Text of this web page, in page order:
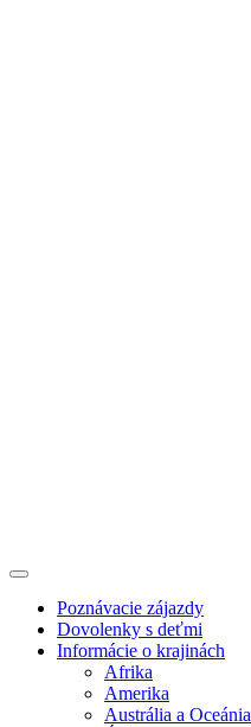
Poznávacie zájazdy
Dovolenky s deťmi
Informácie o krajinách
Afrika
Amerika
Austrália a Oceánia